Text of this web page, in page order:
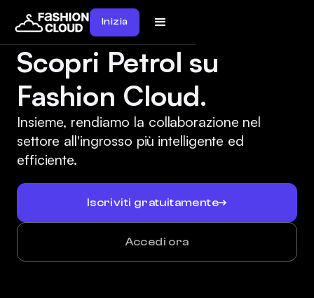
Inizia
Scopri Petrol su
Fashion Cloud.
Insieme, rendiamo la collaborazione nel
settore all'ingrosso più intelligente ed
efficiente.
Iscriviti gratuitamente
Accedi ora